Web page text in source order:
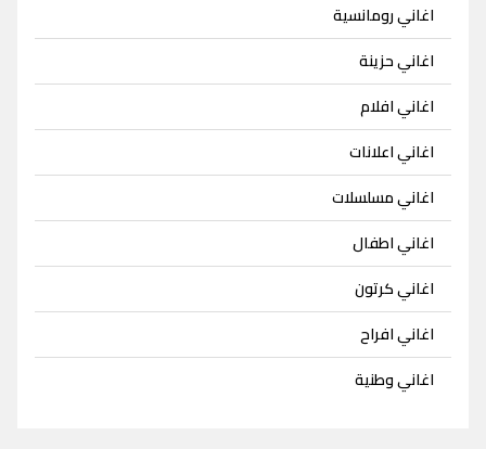
اغاني رومانسية
اغاني حزينة
اغاني افلام
اغاني اعلانات
اغاني مسلسلات
اغاني اطفال
اغاني كرتون
اغاني افراح
اغاني وطنية